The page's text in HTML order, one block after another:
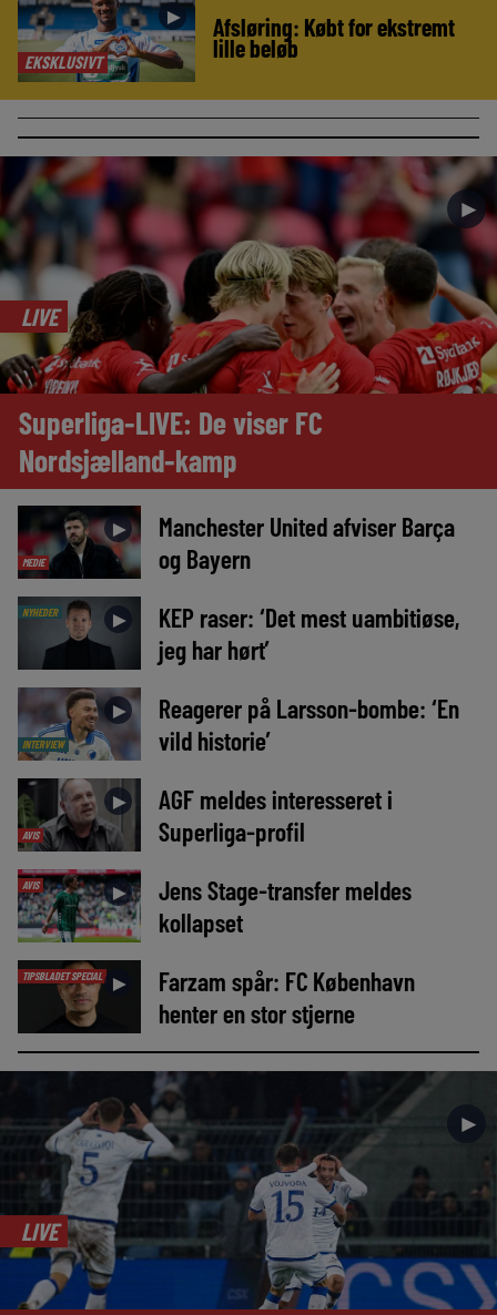
EKSKLUSIVT
► Afsløring: Købt for ekstremt
lille beløb
►
LIVE
Superliga-LIVE: De viser FC
Nordsjælland-kamp
MEDIE
►
Manchester United afviser Barça
og Bayern
NYHEDER ►
KEP raser: ‘Det mest uambitiøse,
jeg har hørt’
INTERVIEW
►
Reagerer på Larsson-bombe: ‘En
vild historie’
AVIS
►
AGF meldes interesseret i
Superliga-profil
AVIS ►
Jens Stage-transfer meldes
kollapset
TIPSBLADET SPECIAL ►
Farzam spår: FC København
henter en stor stjerne
►
LIVE